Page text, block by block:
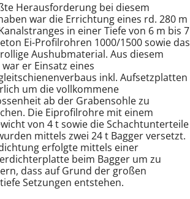
Herausforderung bei diesem
war die Errichtung eines rd. 280 m
in einer Tiefe von 6 m bis 7
Ei-Profilrohren 1000/1500 sowie das
Aushubmaterial. Aus diesem
er Einsatz eines
inkl. Aufsetzplatten
um die vollkommene
ab der Grabensohle zu
Die Eiprofilrohre mit einem
von 4 t sowie die Schachtunterteile
mittels zwei 24 t Bagger versetzt.
erfolgte mittels einer
beim Bagger um zu
dass auf Grund der großen
Setzungen entstehen.